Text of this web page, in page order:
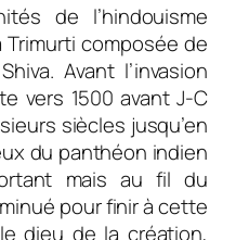
de l’hindouisme
composée de
Avant l’invasion
vers 1500 avant J-C
siècles jusqu’en
du panthéon indien
mais au fil du
pour finir à cette
dieu de la création,